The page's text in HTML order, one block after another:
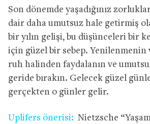
Son dönemde yaşadığınız
dair daha umutsuz hale getirmiş
bir yılın gelişi, bu düşünceleri bir
için güzel bir sebep.
ruh halinden faydalanın ve
geride bırakın. Gelecek güzel
gerçekten o günler gelir.
Uplifers önerisi: Nietzsche